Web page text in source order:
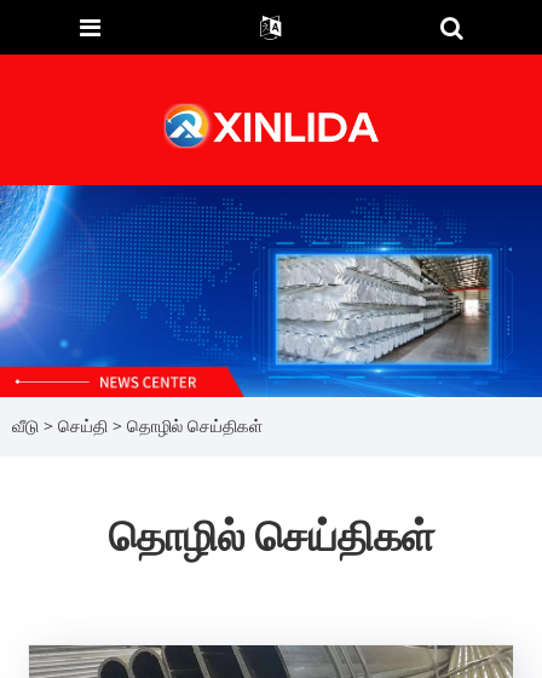
வீடு > செய்தி > தொழில் செய்திகள்
தொழில் செய்திகள்